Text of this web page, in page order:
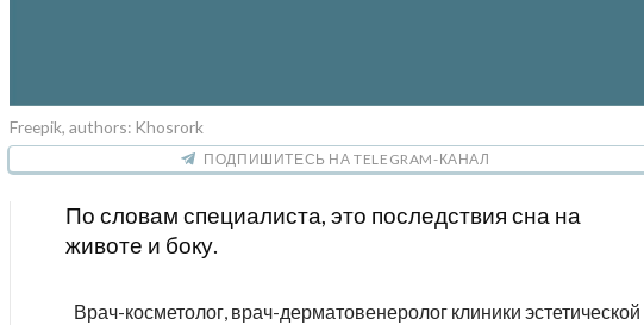
Freepik, authors: Khosrork
ПОДПИШИТЕСЬ НА TELEGRAM-КАНАЛ
По словам специалиста, это последствия сна на
животе и боку.
Врач-косметолог, врач-дерматовенеролог клиники эстетической